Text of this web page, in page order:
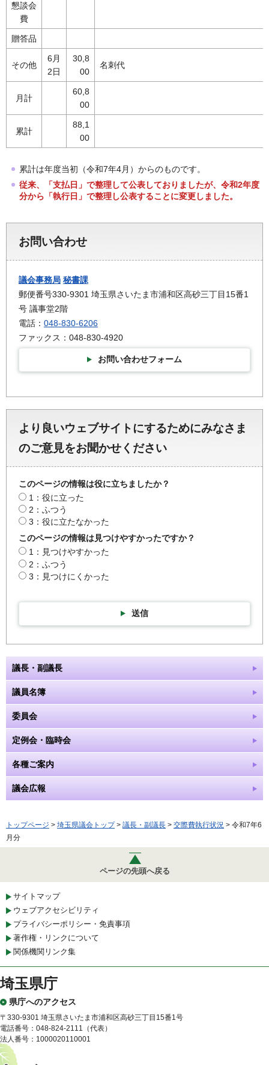
懇談会
費
贈答品
その他
6月
2日
30,8
00
名刺代
月計
60,8
00
累計
88,1
00
累計は年度当初（令和7年4月）からのものです。
従来、「支払日」で整理して公表しておりましたが、令和2年度
分から「執行日」で整理し公表することに変更しました。
お問い合わせ
議会事務局 秘書課
郵便番号330-9301 埼玉県さいたま市浦和区高砂三丁目15番1
号 議事堂2階
電話： 048-830-6206
ファックス：048-830-4920
お問い合わせフォーム
より良いウェブサイトにするためにみなさま
のご意見をお聞かせください
このページの情報は役に立ちましたか？
1：役に立った
2：ふつう
3：役に立たなかった
このページの情報は見つけやすかったですか？
1：見つけやすかった
2：ふつう
3：見つけにくかった
送信
議長・副議長
議員名簿
委員会
定例会・臨時会
各種ご案内
議会広報
トップページ > 埼玉県議会トップ> 議長・副議長 > 交際費執行状況 > 令和7年6
月分
ページの先頭へ戻る
サイトマップ
ウェブアクセシビリティ
プライバシーポリシー・免責事項
著作権・リンクについて
関係機関リンク集
埼玉県庁
県庁へのアクセス
〒330-9301 埼玉県さいたま市浦和区高砂三丁目15番1号
電話番号：048-824-2111（代表）
法人番号：1000020110001